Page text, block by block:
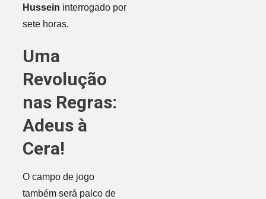
Hussein interrogado por
sete horas.
Uma
Revolução
nas Regras:
Adeus à
Cera!
O campo de jogo
também será palco de